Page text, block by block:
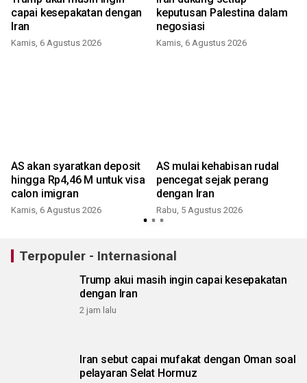
capai kesepakatan dengan
Iran
Kamis, 6 Agustus 2026
keputusan Palestina dalam
negosiasi
Kamis, 6 Agustus 2026
AS akan syaratkan deposit
hingga Rp4,46 M untuk visa
calon imigran
Kamis, 6 Agustus 2026
AS mulai kehabisan rudal
pencegat sejak perang
dengan Iran
Rabu, 5 Agustus 2026
Terpopuler - Internasional
Trump akui masih ingin capai kesepakatan
dengan Iran
2 jam lalu
Iran sebut capai mufakat dengan Oman soal
pelayaran Selat Hormuz